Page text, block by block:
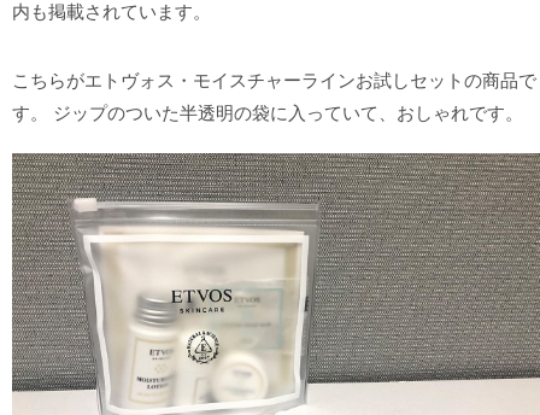
内も掲載されています。
こちらがエトヴォス・モイスチャーラインお試しセットの商品で
す。 ジップのついた半透明の袋に入っていて、おしゃれです。